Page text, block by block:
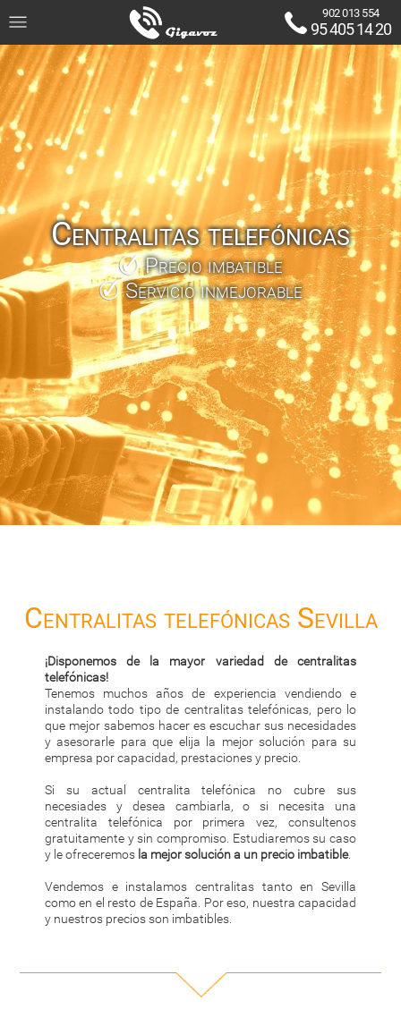
902 013 554
95 405 14 20
Centralitas telefónicas
Precio imbatible
Servicio inmejorable
Centralitas telefónicas Sevilla
¡Disponemos de la mayor variedad de centralitas
telefónicas!
Tenemos muchos años de experiencia vendiendo e
instalando todo tipo de centralitas telefónicas, pero lo
que mejor sabemos hacer es escuchar sus necesidades
y asesorarle para que elija la mejor solución para su
empresa por capacidad, prestaciones y precio.
Si su actual centralita telefónica no cubre sus
necesiades y desea cambiarla, o si necesita una
centralita telefónica por primera vez, consultenos
gratuitamente y sin compromiso. Estudiaremos su caso
y le ofreceremos la mejor solución a un precio imbatible.
Vendemos e instalamos centralitas tanto en Sevilla
como en el resto de España. Por eso, nuestra capacidad
y nuestros precios son imbatibles.